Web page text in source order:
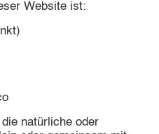
Website ist:
natürliche oder